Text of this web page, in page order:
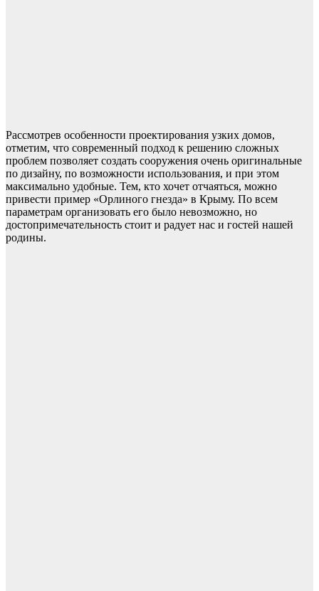
Рассмотрев особенности проектирования узких домов,
отметим, что современный подход к решению сложных
проблем позволяет создать сооружения очень оригинальные
по дизайну, по возможности использования, и при этом
максимально удобные. Тем, кто хочет отчаяться, можно
привести пример «Орлиного гнезда» в Крыму. По всем
параметрам организовать его было невозможно, но
достопримечательность стоит и радует нас и гостей нашей
родины.